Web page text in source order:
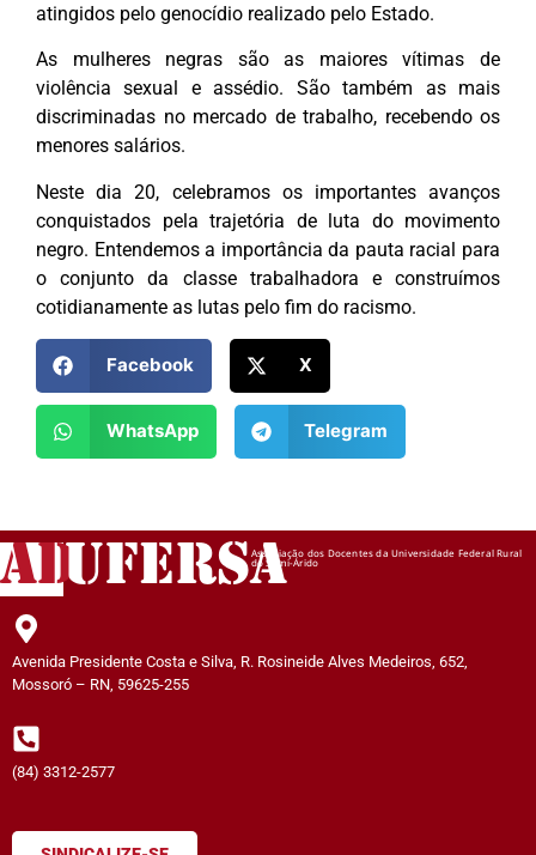
atingidos pelo genocídio realizado pelo Estado.
As mulheres negras são as maiores vítimas de
violência sexual e assédio. São também as mais
discriminadas no mercado de trabalho, recebendo os
menores salários.
Neste dia 20, celebramos os importantes avanços
conquistados pela trajetória de luta do movimento
negro. Entendemos a importância da pauta racial para
o conjunto da classe trabalhadora e construímos
cotidianamente as lutas pelo fim do racismo.
Facebook X
WhatsApp Telegram
ADUFERSAAssociação dos Docentes da Universidade Federal Rural
do Semi-Árido
Avenida Presidente Costa e Silva, R. Rosineide Alves Medeiros, 652,
Mossoró – RN, 59625-255
(84) 3312-2577